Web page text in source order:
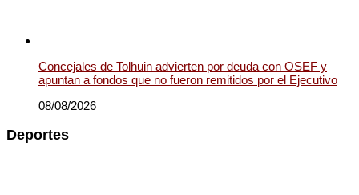
Concejales de Tolhuin advierten por deuda con OSEF y
apuntan a fondos que no fueron remitidos por el Ejecutivo
08/08/2026
Deportes